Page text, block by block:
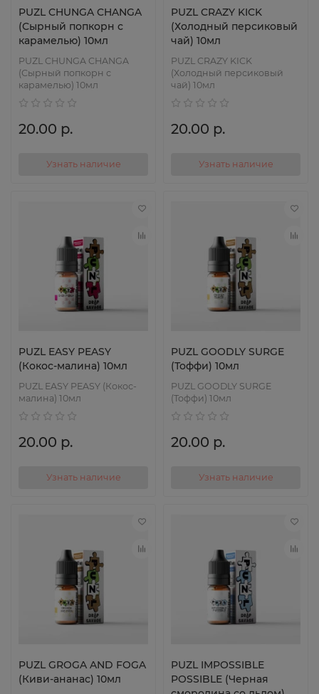
PUZL CHUNGA CHANGA
(Сырный попкорн с
карамелью) 10мл
PUZL CHUNGA CHANGA
(Сырный попкорн с
карамелью) 10мл
20.00 р.
Узнать наличие
PUZL CRAZY KICK
(Холодный персиковый
чай) 10мл
PUZL CRAZY KICK
(Холодный персиковый
чай) 10мл
20.00 р.
Узнать наличие
PUZL EASY PEASY
(Кокос-малина) 10мл
PUZL EASY PEASY (Кокос-
малина) 10мл
20.00 р.
Узнать наличие
PUZL GOODLY SURGE
(Тоффи) 10мл
PUZL GOODLY SURGE
(Тоффи) 10мл
20.00 р.
Узнать наличие
PUZL GROGA AND FOGA
(Киви-ананас) 10мл
PUZL IMPOSSIBLE
POSSIBLE (Черная